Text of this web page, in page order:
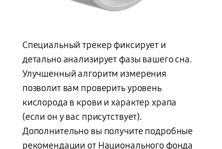
Специальный трекер фиксирует и
детально анализирует фазы вашего сна.
Улучшенный алгоритм измерения
позволит вам проверить уровень
кислорода в крови и характер храпа
(если он у вас присутствует).
Дополнительно вы получите подробные
рекомендации от Национального фонда